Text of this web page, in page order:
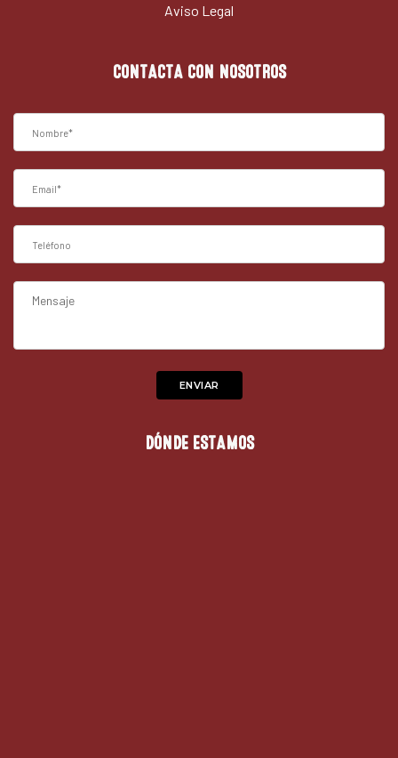
Aviso Legal
CONTACTA CON NOSOTROS
DÓNDE ESTAMOS